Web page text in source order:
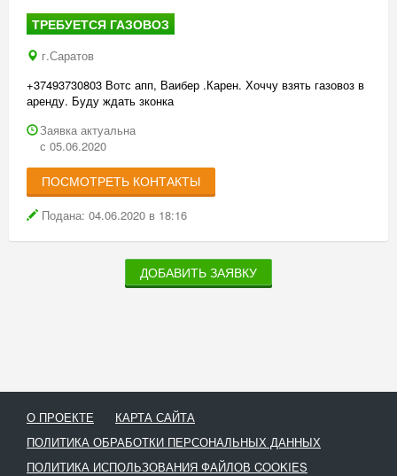
ТРЕБУЕТСЯ ГАЗОВОЗ
г.Саратов
+37493730803 Вотс апп, Ваибер .Карен. Хоччу взять газовоз в
аренду. Буду ждать зконка
Заявка актуальна
с 05.06.2020
ПОСМОТРЕТЬ КОНТАКТЫ
Подана: 04.06.2020 в 18:16
ДОБАВИТЬ ЗАЯВКУ
О ПРОЕКТЕ
КАРТА САЙТА
ПОЛИТИКА ОБРАБОТКИ ПЕРСОНАЛЬНЫХ ДАННЫХ
ПОЛИТИКА ИСПОЛЬЗОВАНИЯ ФАЙЛОВ COOKIES